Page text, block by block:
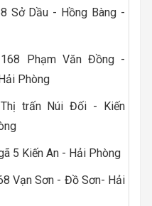
Sở Dầu - Hồng Bàng -
Phạm Văn Đồng -
Phòng
trấn Núi Đối - Kiến
5 Kiến An - Hải Phòng
Vạn Sơn - Đồ Sơn- Hải